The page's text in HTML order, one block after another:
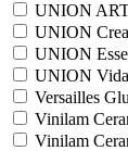
UNION
UNION
UNION
UNION Vida
Versailles
Vinilam
Vinilam